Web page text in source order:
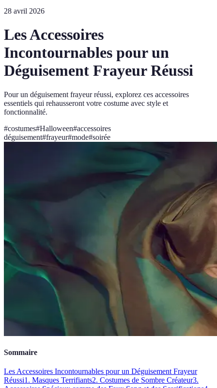
28 avril 2026
Les Accessoires
Incontournables pour un
Déguisement Frayeur Réussi
Pour un déguisement frayeur réussi, explorez ces accessoires
essentiels qui rehausseront votre costume avec style et
fonctionnalité.
#costumes#Halloween#accessoires
déguisement#frayeur#mode#soirée
Sommaire
Les Accessoires Incontournables pour un Déguisement Frayeur
Réussi1. Masques Terrifiants2. Costumes de Sombre Créateur3.